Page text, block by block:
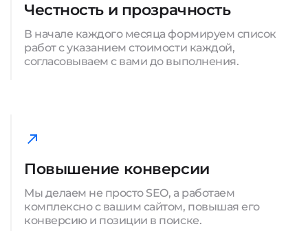
Честность и прозрачность
В начале каждого месяца формируем список
работ с указанием стоимости каждой,
согласовываем с вами до выполнения.
Повышение конверсии
Мы делаем не просто SEO, а работаем
комплексно с вашим сайтом, повышая его
конверсию и позиции в поиске.